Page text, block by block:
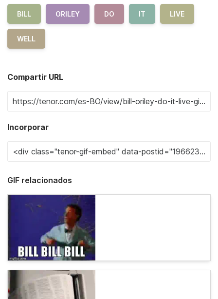
BILL ORILEY DO IT LIVE
WELL
Compartir URL
Incorporar
GIF relacionados